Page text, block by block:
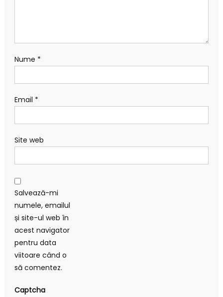
Nume *
Email *
Site web
Salvează-mi
numele, emailul
și site-ul web în
acest navigator
pentru data
viitoare când o
să comentez.
Captcha